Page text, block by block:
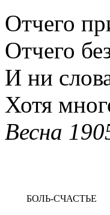
Отчего
Отчего
И ни
Хотя
Весна
БОЛЬ-СЧАСТЬЕ